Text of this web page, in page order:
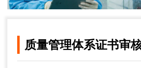
质量管理体系证书审